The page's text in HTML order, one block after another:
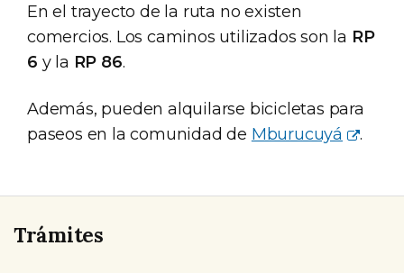
En el trayecto de la ruta no existen
comercios. Los caminos utilizados son la RP
6 y la RP 86.
Además, pueden alquilarse bicicletas para
paseos en la comunidad de Mburucuyá .
Trámites